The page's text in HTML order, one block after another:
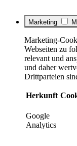
Marketing
Marketing-
Webseiten zu
relevant und
und daher
Drittparteien
Herkunft
Google
Analytics